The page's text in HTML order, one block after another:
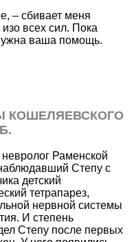
– сбивает меня
всех сил. Пока
ваша помощь.
КОШЕЛЯЕВСКОГО
Раменской
Степу с
детский
тетрапарез,
нервной системы
И степень
Степу после первых